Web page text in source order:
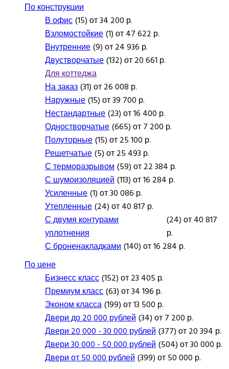
По конструкции
В офис(15) от 34 200 р.
Взломостойкие(1) от 47 622 р.
Внутренние(9) от 24 936 р.
Двустворчатые(132) от 20 661 р.
Для коттеджа
На заказ(31) от 26 008 р.
Наружные(15) от 39 700 р.
Нестандартные(23) от 16 400 р.
Одностворчатые(665) от 7 200 р.
Полуторные(15) от 25 100 р.
Решетчатые(5) от 25 493 р.
С терморазрывом(59) от 22 384 р.
С шумоизоляцией(113) от 16 284 р.
Усиленные(1) от 30 086 р.
Утепленные(24) от 40 817 р.
С двумя контурами
уплотнения
(24) от 40 817
р.
С броненакладками(140) от 16 284 р.
По цене
Бизнесс класс(152) от 23 405 р.
Премиум класс(63) от 34 196 р.
Эконом класса(199) от 13 500 р.
Двери до 20 000 рублей(34) от 7 200 р.
Двери 20 000 - 30 000 рублей(377) от 20 394 р.
Двери 30 000 - 50 000 рублей(504) от 30 000 р.
Двери от 50 000 рублей(399) от 50 000 р.